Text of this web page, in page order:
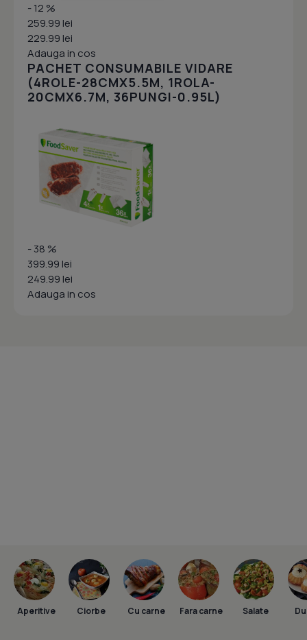
- 12 %
259.99 lei
229.99 lei
Adauga in cos
PACHET CONSUMABILE VIDARE
(4ROLE-28CMX5.5M, 1ROLA-
20CMX6.7M, 36PUNGI-0.95L)
- 38 %
399.99 lei
249.99 lei
Adauga in cos
Aperitive Ciorbe Cu carne Fara carne Salate